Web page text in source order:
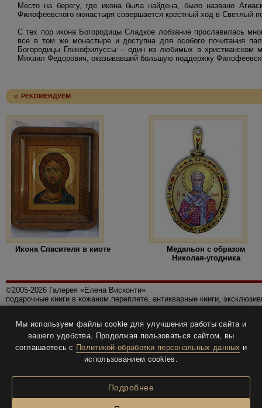
Место на берегу, где икона была найдена, было названо
Филофеевского монастыря совершается крестный ход в Светлый
С тех пор икона Богородицы Сладкое лобзание прославилась
все в том же монастыре и доступна для особого почитания
Богородицы Гликофилуссы – один из любимых в христианском
Михаил Федорович, оказывавший большую поддержку
РЕКОМЕНДУЕМ
Икона Спасителя в киоте
Медальон с образом
Николая-угодника
©2005-2026 Галерея «Елена Висконти»
подарочные книги в кожаном переплете, антикварные книги,
Политика конфиденциальности
Все права защищены.
Разработка и дизайнBTV-info.
Мы используем файлы cookie для улучшения работы сайта и
вашего удобства. Продолжая пользоваться сайтом, вы
соглашаетесь с Политикой обработки персональных данных и
использованием cookies.
Подробнее